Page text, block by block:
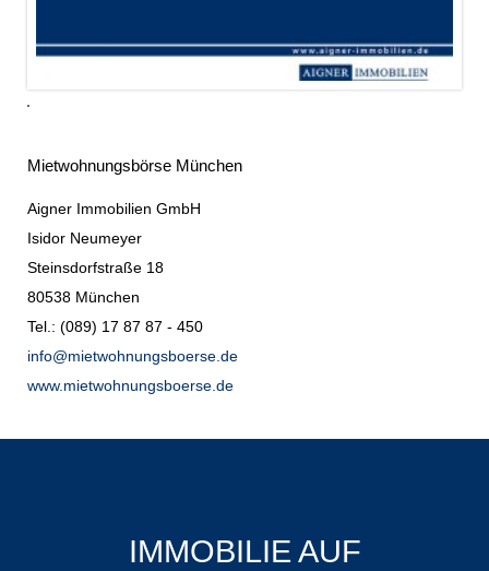
Mietwohnungsbörse München
Aigner Immobilien GmbH
Isidor Neumeyer
Steinsdorfstraße 18
80538 München
Tel.: (089) 17 87 87 - 450
info@mietwohnungsboerse.de
www.mietwohnungsboerse.de
IMMOBILIE AUF